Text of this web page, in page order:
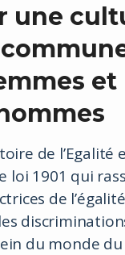
une
et
de l’Egalité
loi 1901 qui
de
du monde